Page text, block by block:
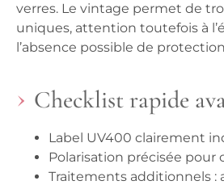
verres. Le vintage permet de
uniques, attention toutefois à
l’absence possible de
Checklist rapide
Label UV400 clairement
Polarisation précisée pour
Traitements additionnels :